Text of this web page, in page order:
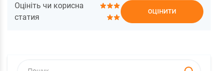
Оцініть чи корисна
статия
ОЦІНИТИ